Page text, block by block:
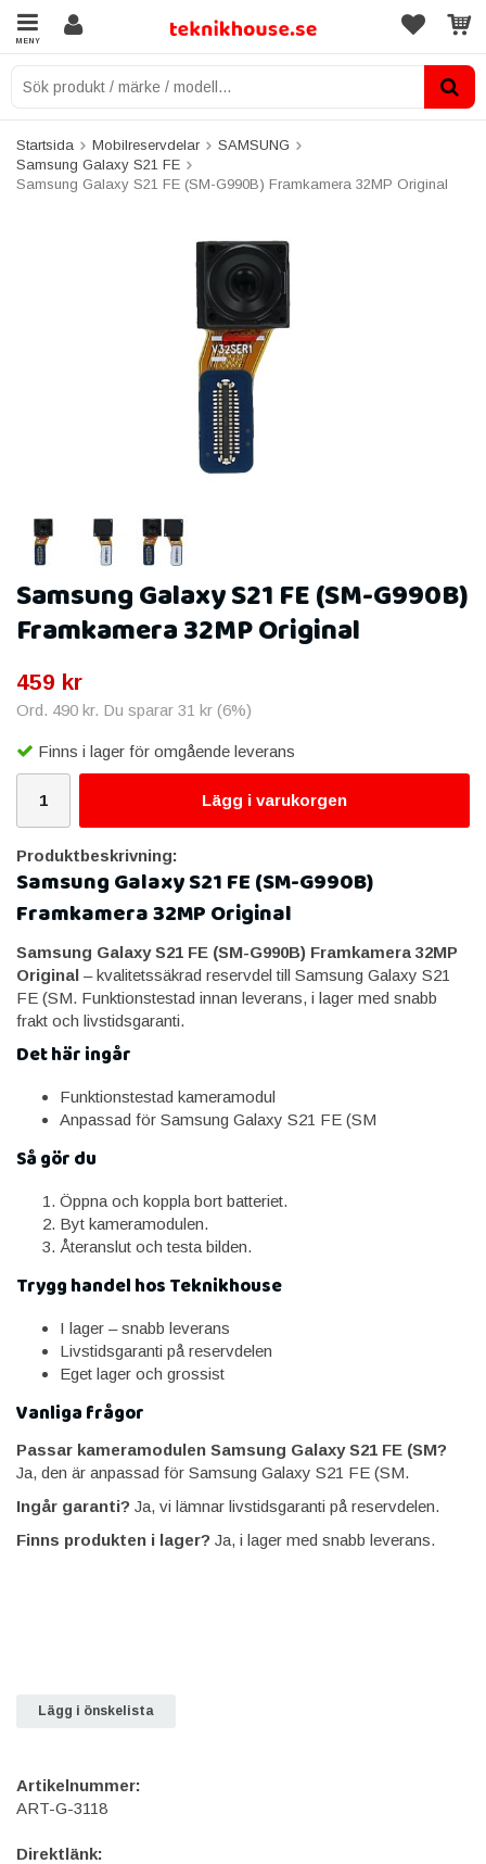
MENY
Startsida Mobilreservdelar
SAMSUNG
Samsung Galaxy S21 FE
Samsung Galaxy S21 FE (SM-G990B) Framkamera 32MP Original
Samsung Galaxy S21 FE (SM-G990B)
Framkamera 32MP Original
459 kr
Ord. 490 kr. Du sparar 31 kr (6%)
Finns i lager för omgående leverans
Lägg i varukorgen
Produktbeskrivning:
Samsung Galaxy S21 FE (SM-G990B)
Framkamera 32MP Original
Samsung Galaxy S21 FE (SM-G990B) Framkamera 32MP
Original – kvalitetssäkrad reservdel till Samsung Galaxy S21
FE (SM. Funktionstestad innan leverans, i lager med snabb
frakt och livstidsgaranti.
Det här ingår
Funktionstestad kameramodul
Anpassad för Samsung Galaxy S21 FE (SM
Så gör du
Öppna och koppla bort batteriet.
Byt kameramodulen.
Återanslut och testa bilden.
Trygg handel hos Teknikhouse
I lager – snabb leverans
Livstidsgaranti på reservdelen
Eget lager och grossist
Vanliga frågor
Passar kameramodulen Samsung Galaxy S21 FE (SM?
Ja, den är anpassad för Samsung Galaxy S21 FE (SM.
Ingår garanti? Ja, vi lämnar livstidsgaranti på reservdelen.
Finns produkten i lager? Ja, i lager med snabb leverans.
Lägg i önskelista
Artikelnummer:
ART-G-3118
Direktlänk: